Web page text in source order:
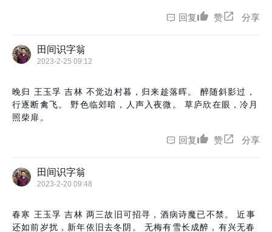
回复 赞 分享
田间识字翁
2023-2-25 09:12
晚归 王玉孚 吉林 不觉边村暮，归来趁落晖。 醉随斜影过，
行逐断禽飞。 野色临郊暗，人声入夜微。 草庐欣在眼，冷月
照柴扉。
回复 赞 分享
田间识字翁
2023-2-20 09:48
春寒 王玉孚 吉林 两三故旧可招寻，酒病诗魔已不禁。 近事
还如前岁扰，新年依旧去冬阴。 无梅有雪长成醉，有兴无春